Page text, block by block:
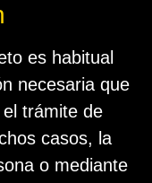
es habitual
necesaria que
trámite de
casos, la
o mediante